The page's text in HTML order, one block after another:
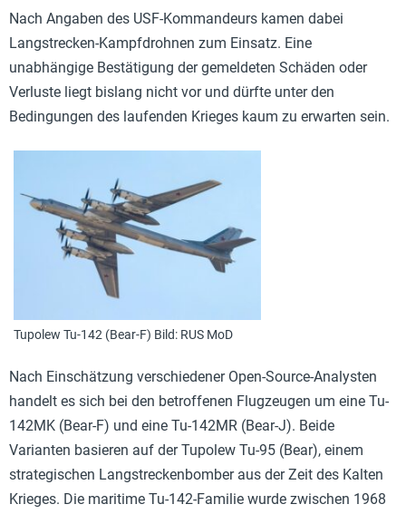
Nach Angaben des USF-Kommandeurs kamen dabei
Langstrecken-Kampfdrohnen zum Einsatz. Eine
unabhängige Bestätigung der gemeldeten Schäden oder
Verluste liegt bislang nicht vor und dürfte unter den
Bedingungen des laufenden Krieges kaum zu erwarten sein.
Tupolew Tu-142 (Bear-F) Bild: RUS MoD
Nach Einschätzung verschiedener Open-Source-Analysten
handelt es sich bei den betroffenen Flugzeugen um eine Tu-
142MK (Bear-F) und eine Tu-142MR (Bear-J). Beide
Varianten basieren auf der Tupolew Tu-95 (Bear), einem
strategischen Langstreckenbomber aus der Zeit des Kalten
Krieges. Die maritime Tu-142-Familie wurde zwischen 1968